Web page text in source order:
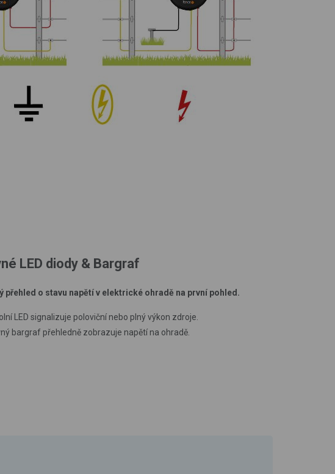
LED diody & Bargraf
přehled o stavu napětí v elektrické ohradě na první pohled.
LED signalizuje poloviční nebo plný výkon zdroje.
bargraf přehledně zobrazuje napětí na ohradě.